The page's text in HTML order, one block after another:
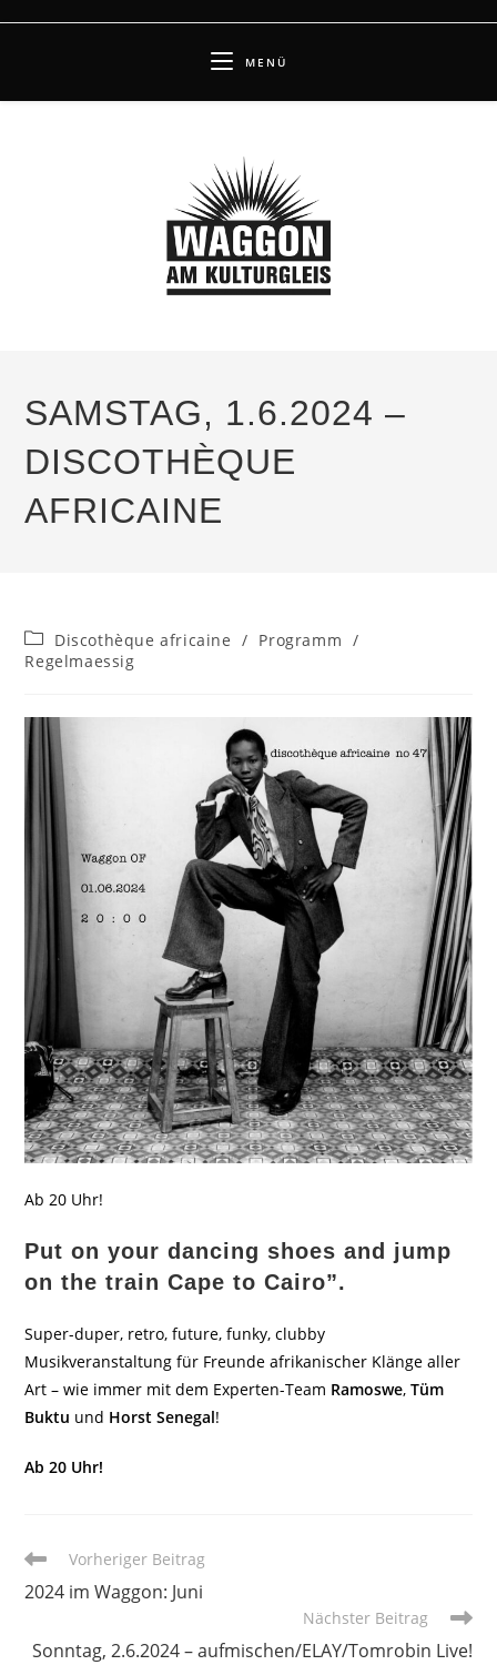
MENÜ
SAMSTAG, 1.6.2024 –
DISCOTHÈQUE
AFRICAINE
Beitrags-
Kategorie:
Discothèque africaine / Programm /
Regelmaessig
Ab 20 Uhr!
Put on your dancing shoes and jump
on the train Cape to Cairo”.
Super-duper, retro, future, funky, clubby
Musikveranstaltung für Freunde afrikanischer Klänge aller
Art – wie immer mit dem Experten-Team Ramoswe,Tüm
Buktu und Horst Senegal!
Ab 20 Uhr!
Weitere
ansehen
Vorheriger Beitrag
2024 im Waggon: Juni
Nächster Beitrag
Sonntag, 2.6.2024 – aufmischen/ELAY/Tomrobin Live!